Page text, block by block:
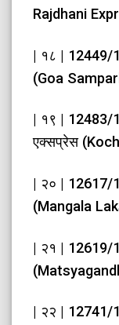
Rajdhani
| १८ | 12449/
(Goa
| १९ | 12483/
एक्सप्रेस
| २० | 12617/
(Mangala
| २१ | 12619/
| २२ | 12741/